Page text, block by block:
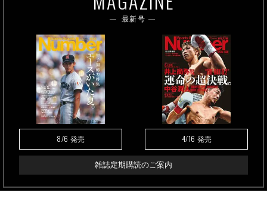
最新号
8/6 発売 4/16 発売
雑誌定期購読のご案内